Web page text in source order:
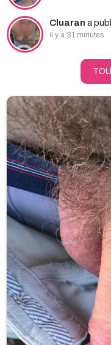
Cluaran a
il y a 31 minutes